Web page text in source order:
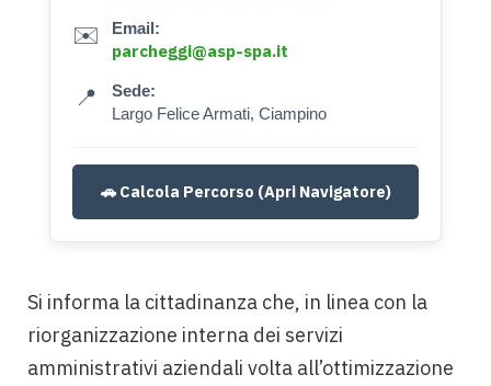
✉️ Email:
parcheggi@asp-spa.it
📍
Sede:
Largo Felice Armati, Ciampino
🚗 Calcola Percorso (Apri Navigatore)
Si informa la cittadinanza che, in linea con la
riorganizzazione interna dei servizi
amministrativi aziendali volta all’ottimizzazione